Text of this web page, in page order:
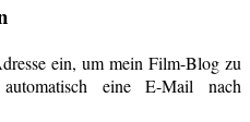
ein, um mein Film-Blog zu
eine E-Mail nach